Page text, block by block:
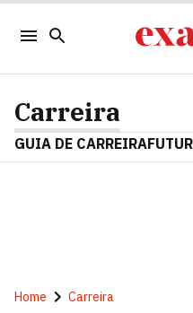
Carreira
GUIA DE CARREIRA
Home Carreira